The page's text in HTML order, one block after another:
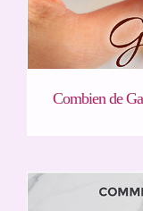
Combien de